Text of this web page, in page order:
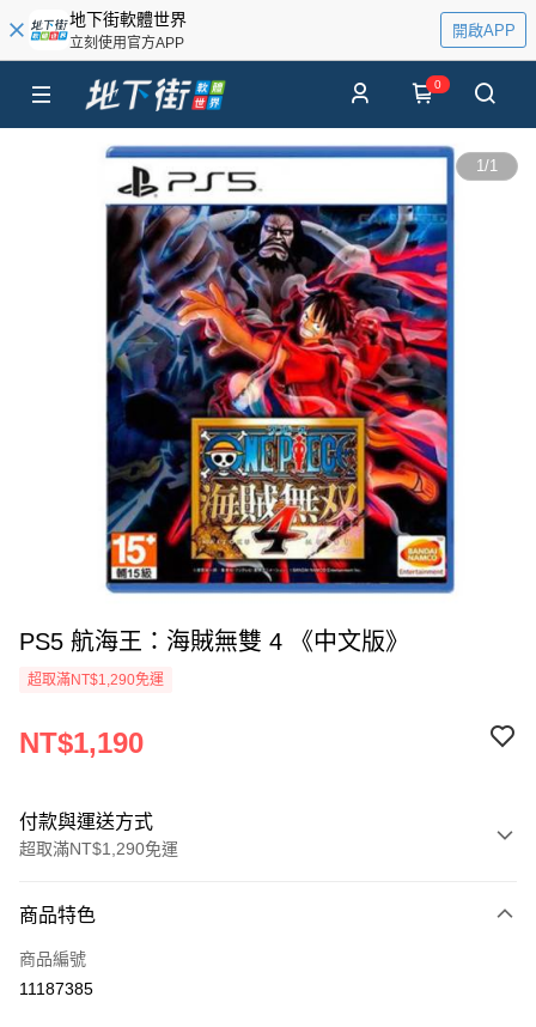
地下街軟體世界
立刻使用官方APP
開啟APP
0
1/1
PS5 航海王：海賊無雙 4 《中文版》
超取滿NT$1,290免運
NT$1,190
付款與運送方式
超取滿NT$1,290免運
信用卡一次付款
超商取貨付款
商品特色
商品編號
11187385